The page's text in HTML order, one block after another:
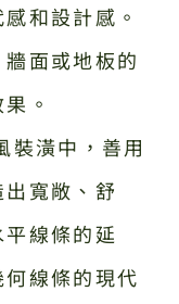
和設計感。
面或地板的
。
裝潢中，善用
寬敞、舒
線條的延
線條的現代